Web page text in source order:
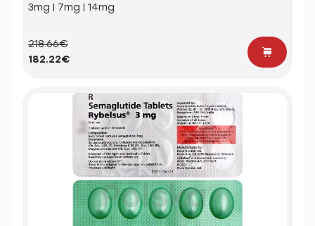
3mg | 7mg | 14mg
218.66€
182.22€